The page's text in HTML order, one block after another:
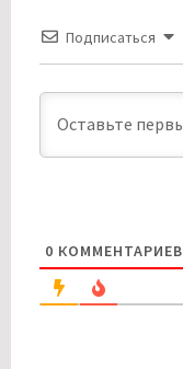
Подписаться
0 КОММЕНТАРИЕВ